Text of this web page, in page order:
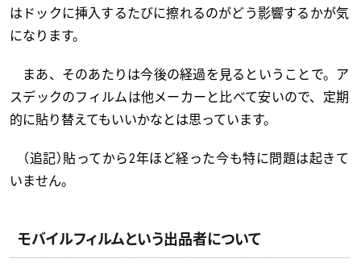
はドックに挿入するたびに擦れるのがどう影響するかが気
になります。
まあ、そのあたりは今後の経過を見るということで。ア
スデックのフィルムは他メーカーと比べて安いので、定期
的に貼り替えてもいいかなとは思っています。
（追記）貼ってから2年ほど経った今も特に問題は起きて
いません。
モバイルフィルムという出品者について